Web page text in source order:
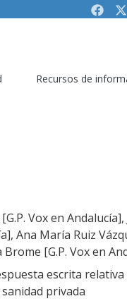
Recursos de
Vox en
Ana María Ruiz
[G.P. Vox en
escrita
privada